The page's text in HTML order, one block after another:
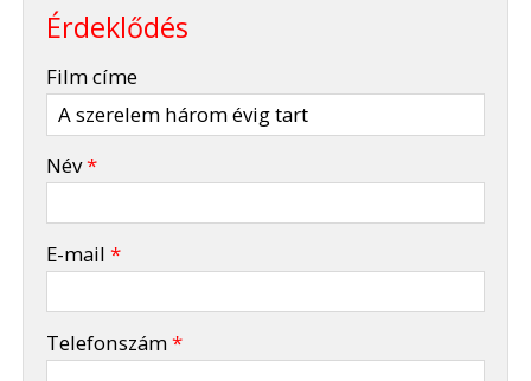
Érdeklődés
Film címe
Név*
E-mail*
Telefonszám*